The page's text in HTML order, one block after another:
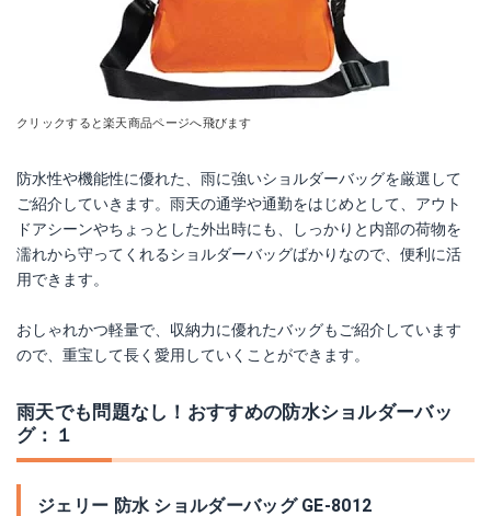
クリックすると楽天商品ページへ飛びます
防水性や機能性に優れた、雨に強いショルダーバッグを厳選して
ご紹介していきます。雨天の通学や通勤をはじめとして、アウト
ドアシーンやちょっとした外出時にも、しっかりと内部の荷物を
濡れから守ってくれるショルダーバッグばかりなので、便利に活
用できます。
おしゃれかつ軽量で、収納力に優れたバッグもご紹介しています
ので、重宝して長く愛用していくことができます。
雨天でも問題なし！おすすめの防水ショルダーバッ
グ：１
ジェリー 防水 ショルダーバッグ GE-8012